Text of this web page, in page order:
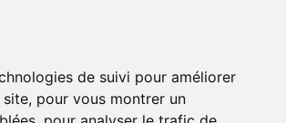
de suivi pour améliorer
pour vous montrer un